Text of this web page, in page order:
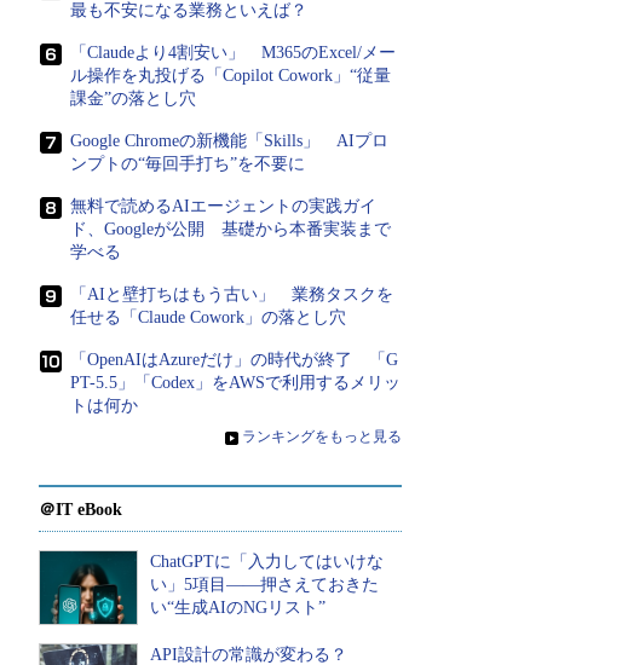
最も不安になる業務といえば？
「Claudeより4割安い」 M365のExcel/メー
ル操作を丸投げる「Copilot Cowork」“従量
課金”の落とし穴
Google Chromeの新機能「Skills」 AIプロ
ンプトの“毎回手打ち”を不要に
無料で読めるAIエージェントの実践ガイ
ド、Googleが公開 基礎から本番実装まで
学べる
「AIと壁打ちはもう古い」 業務タスクを
任せる「Claude Cowork」の落とし穴
「OpenAIはAzureだけ」の時代が終了 「G
PT-5.5」「Codex」をAWSで利用するメリッ
トは何か
» ランキングをもっと見る
＠IT eBook
ChatGPTに「入力してはいけな
い」5項目――押さえておきた
い“生成AIのNGリスト”
API設計の常識が変わる？